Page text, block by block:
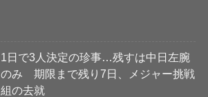
1日で3人決定の珍事…残すは中日左腕
のみ 期限まで残り7日、メジャー挑戦
組の去就